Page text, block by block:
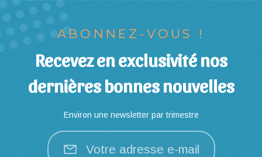
ABONNEZ-VOUS !
Recevez en exclusivité nos
dernières bonnes nouvelles
Environ une newsletter par trimestre
Votre adresse e-mail